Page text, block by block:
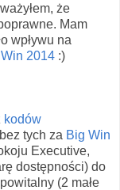
że
Mam
wpływu na
2014 :)
kodów
tych za Big Win
Executive,
dostępności) do
(2 małe